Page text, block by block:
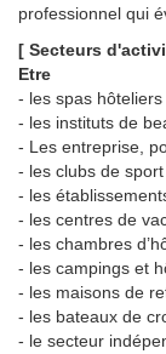
professionnel qui
[ Secteurs
Etre
- les spas hôteliers
- les instituts de
- Les entreprise,
- les clubs de
- les
- les centres de
- les chambres
- les campings et
- les maisons de
- les bateaux de
- le secteur